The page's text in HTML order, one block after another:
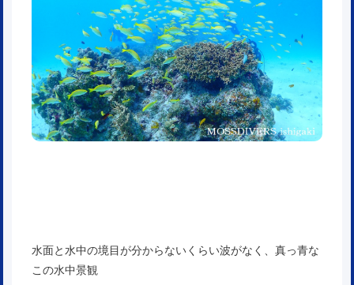
水面と水中の境目が分からないくらい波がなく、真っ青な
この水中景観